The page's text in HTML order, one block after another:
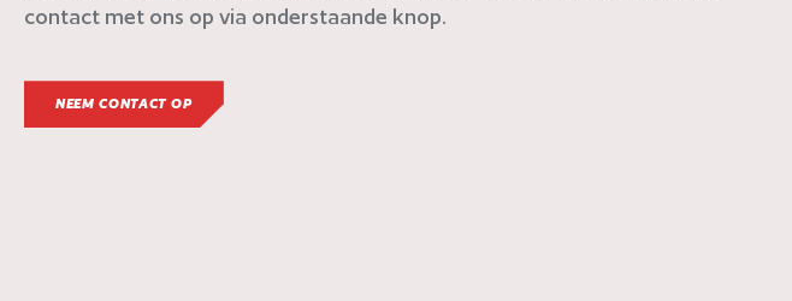
contact met ons op via onderstaande knop.
NEEM CONTACT OP